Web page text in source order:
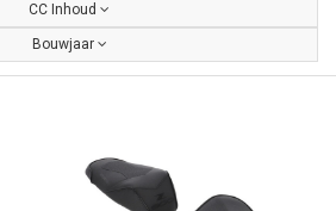
CC Inhoud
Bouwjaar